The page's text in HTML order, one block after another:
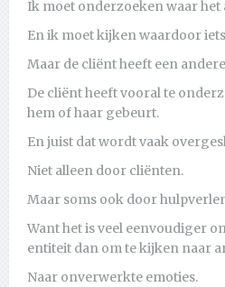
Ik moet onderzoeken waar het
En ik moet kijken waardoor
Maar de cliënt heeft een
De cliënt heeft vooral te
hem of haar gebeurt.
En juist dat wordt vaak
Niet alleen door cliënten.
Maar soms ook door
Want het is veel eenvoudiger
entiteit dan om te kijken naar
Naar onverwerkte emoties.